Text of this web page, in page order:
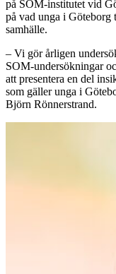
på SOM-institutet vid
på vad unga i
samhälle.
– Vi gör årligen
SOM-undersökningar
att presentera en del
som gäller unga i
Björn Rönnerstrand.